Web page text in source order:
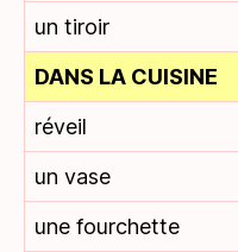
un tiroir
DANS LA CUISINE
réveil
un vase
une fourchette